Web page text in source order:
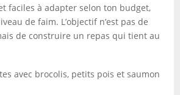
faciles à adapter selon ton budget,
de faim. L’objectif n’est pas de
de construire un repas qui tient au
avec brocolis, petits pois et saumon